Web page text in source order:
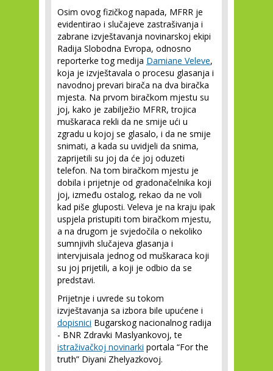
Osim ovog fizičkog napada, MFRR je
evidentirao i slučajeve zastrašivanja i
zabrane izvještavanja novinarskoj ekipi
Radija Slobodna Evropa, odnosno
reporterke tog medija Damiane Veleve,
koja je izvještavala o procesu glasanja i
navodnoj prevari birača na dva biračka
mjesta. Na prvom biračkom mjestu su
joj, kako je zabilježio MFRR, trojica
muškaraca rekli da ne smije ući u
zgradu u kojoj se glasalo, i da ne smije
snimati, a kada su uvidjeli da snima,
zaprijetili su joj da će joj oduzeti
telefon. Na tom biračkom mjestu je
dobila i prijetnje od gradonačelnika koji
joj, između ostalog, rekao da ne voli
kad piše gluposti. Veleva je na kraju ipak
uspjela pristupiti tom biračkom mjestu,
a na drugom je svjedočila o nekoliko
sumnjivih slučajeva glasanja i
intervjuisala jednog od muškaraca koji
su joj prijetili, a koji je odbio da se
predstavi.
Prijetnje i uvrede su tokom
izvještavanja sa izbora bile upućene i
dopisnici Bugarskog nacionalnog radija
- BNR Zdravki Maslyankovoj, te
istraživačkoj novinarki portala “For the
truth” Diyani Zhelyazkovoj.